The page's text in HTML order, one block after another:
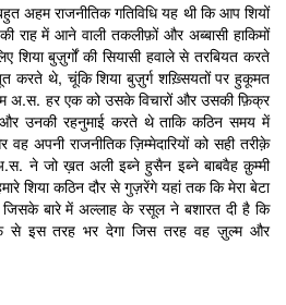
अहम राजनीतिक गतिविधि यह थी कि आप शियों
में आने वाली तकलीफ़ों और अब्बासी हाकिमों
शिया बुज़ुर्गों की सियासी हवाले से तरबियत करते
करते थे, चूंकि शिया बुज़ुर्ग शख़्सियतों पर हुकूमत
अ.स. हर एक को उसके विचारों और उसकी फ़िक्र
उनकी रहनुमाई करते थे ताकि कठिन समय में
अपनी राजनीतिक ज़िम्मेदारियों को सही तरीक़े
ने जो ख़त अली इब्ने हुसैन इब्ने बाबवैह क़ुम्मी
शिया कठिन दौर से गुज़रेंगे यहां तक कि मेरा बेटा
जिसके बारे में अल्लाह के रसूल ने बशारत दी है कि
से इस तरह भर देगा जिस तरह वह ज़ुल्म और